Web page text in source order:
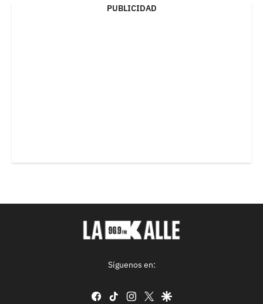
PUBLICIDAD
Síguenos en:
facebook
tiktok instagram
twittergoogle